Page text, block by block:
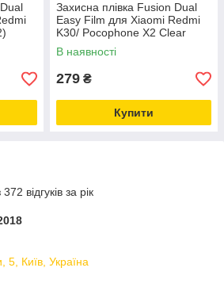
Захисна плівка Fusion Dual
Easy Film для Xiaomi Redmi
K30/ Pocophone X2 Clear
(ESXI0004)
В наявності
279 ₴
Купити
відгуків за рік
5, Київ, Україна